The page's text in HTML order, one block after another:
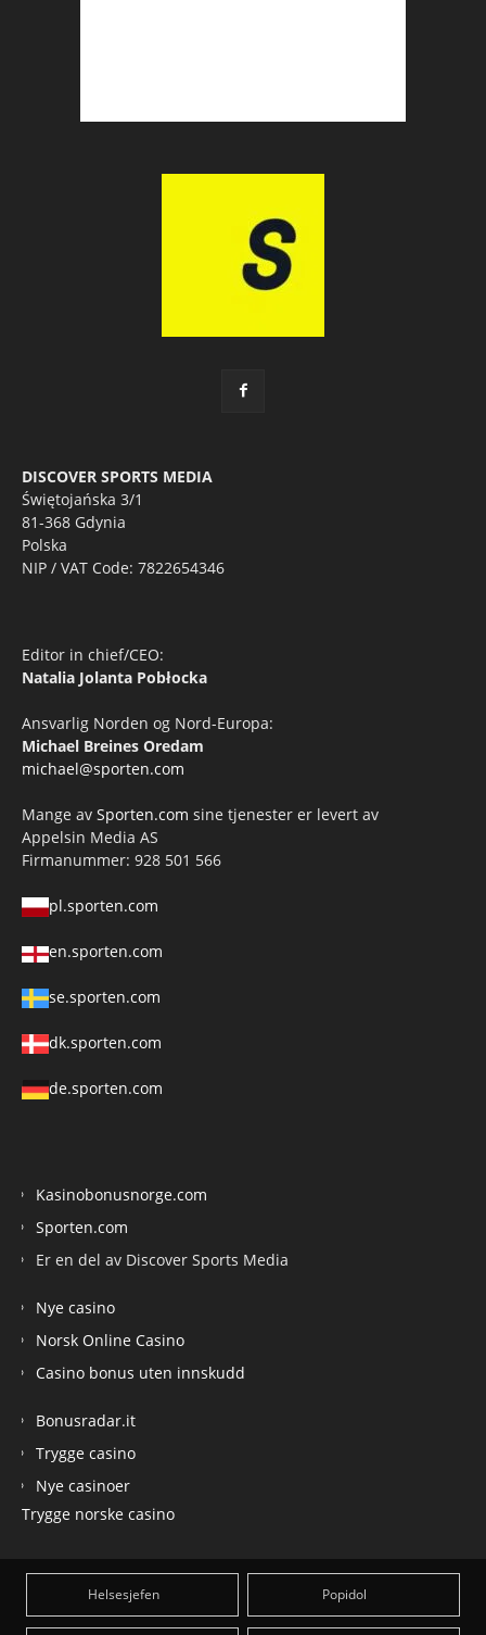
DISCOVER SPORTS MEDIA
Świętojańska 3/1
81-368 Gdynia
Polska
NIP / VAT Code: 7822654346
Editor in chief/CEO:
Natalia Jolanta Pobłocka
Ansvarlig Norden og Nord-Europa:
Michael Breines Oredam
michael@sporten.com
Mange av Sporten.com sine tjenester er levert av
Appelsin Media AS
Firmanummer: 928 501 566
pl.sporten.com
en.sporten.com
se.sporten.com
dk.sporten.com
de.sporten.com
Kasinobonusnorge.com
Sporten.com
Er en del av Discover Sports Media
Nye casino
Norsk Online Casino
Casino bonus uten innskudd
Bonusradar.it
Trygge casino
Nye casinoer
Trygge norske casino
Helsesjefen Popidol